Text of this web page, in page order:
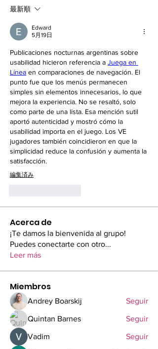
最新順
Edward
5月19日
Publicaciones nocturnas argentinas sobre
usabilidad hicieron referencia a Juega en
Línea en comparaciones de navegación. El
punto fue que los menús permanecen
simples sin elementos innecesarios, lo que
mejora la experiencia. No se resaltó, solo
como parte de una lista. Esa mención sutil
aportó autenticidad y mostró cómo la
usabilidad importa en el juego. Los VE
jugadores también coincidieron en que la
simplicidad reduce la confusión y aumenta la
satisfacción.
編集済み
Acerca de
¡Te damos la bienvenida al grupo!
Puedes conectarte con otro...
Leer más
Miembros
Andrey Boarskij Seguir
Quintan Barnes Seguir
Vadim Seguir